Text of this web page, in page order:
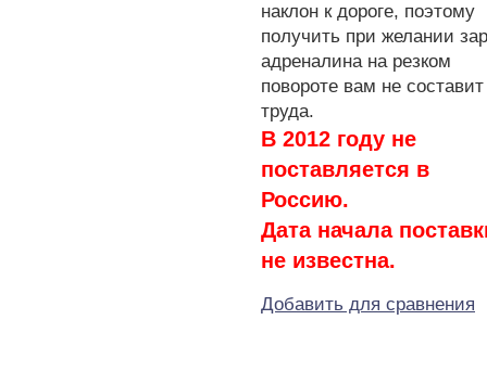
наклон к дороге, поэтому
получить при желании
адреналина на резком
повороте вам не составит
труда.
В 2012 году не
поставляется в
Россию.
Дата начала
не известна.
Добавить для сравнения